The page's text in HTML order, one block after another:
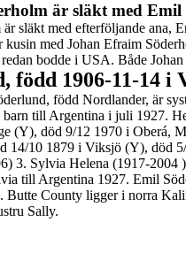
är släkt med Emil
släkt med efterföljande ana,
med Johan Efraim
bodde i USA. Både
, född 1906-11-14 i
född Nordlander, är
barn till Argentina i juli 1927.
(Y), död 9/12 1970 i Oberá,
14/10 1879 i Viksjö (Y), död
3. Sylvia Helena (1917-2004 )
till Argentina 1927. Emil
County ligger i norra
Sally.